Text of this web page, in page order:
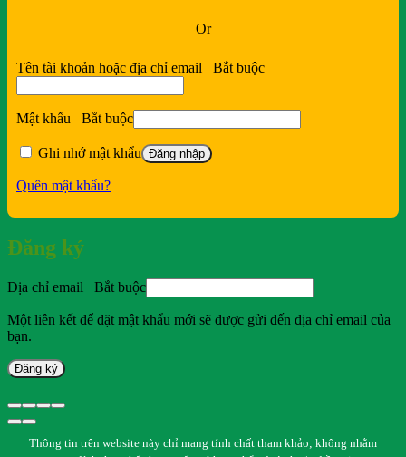
Or
Tên tài khoản hoặc địa chỉ email Bắt buộc
Mật khẩu Bắt buộc
Ghi nhớ mật khẩu Đăng nhập
Quên mật khẩu?
Đăng ký
Địa chỉ email Bắt buộc
Một liên kết để đặt mật khẩu mới sẽ được gửi đến địa chỉ email của
bạn.
Đăng ký
Thông tin trên website này chỉ mang tính chất tham khảo; không nhằm